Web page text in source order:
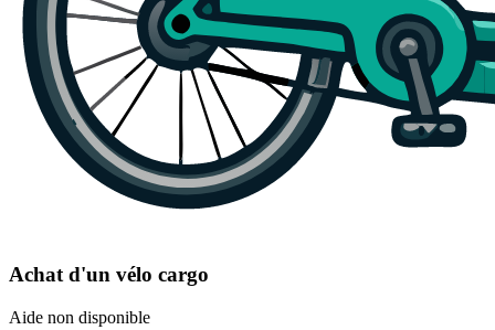
Achat d'un vélo cargo
Aide non disponible